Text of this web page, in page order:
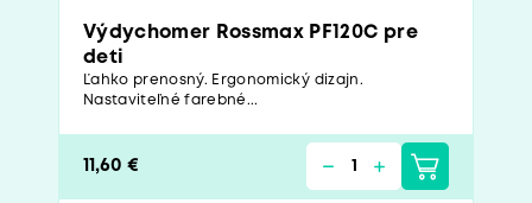
Výdychomer Rossmax PF120C pre
deti
Ľahko prenosný. Ergonomický dizajn.
Nastaviteľné farebné...
11,60 €